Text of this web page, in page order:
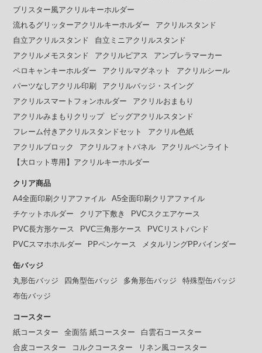
ブリスター風アクリルキーホルダー
流れるグリッターアクリルキーホルダー
アクリルスタンド
自立アクリルスタンド
自立ミニアクリルスタンド
アクリルメモスタンド
アクリルピアス
アンブレラマーカー
ペロキャンキーホルダー
アクリルマグネット
アクリルシール
パーツなしアクリル印刷
アクリルバッジ・スイング
アクリルスマートフォンホルダー
アクリルおまもり
アクリルみまもりクリップ
ビッグアクリルスタンド
フレーム付きアクリルスタンドセット
アクリル色紙
アクリルブロック
アクリルフォトパネル
アクリルペンライト
【大ロット専用】アクリルキーホルダー
クリア商品
A4全面印刷クリアファイル
A5全面印刷クリアファイル
チケットホルダー
クリア下敷き
PVCスクエアケース
PVC長方形ケース
PVC三角形ケース
PVCリストバンド
PVCスマホホルダー
PPペンケース メタルリングPPバインダー
缶バッジ
丸形缶バッジ
四角型缶バッジ 多角形缶バッジ
特殊型缶バッジ
布缶バッジ
コースター
紙コースター
全面箔 紙コースター
白雲石コースター
合皮コースター
コルクコースター
リネン風コースター